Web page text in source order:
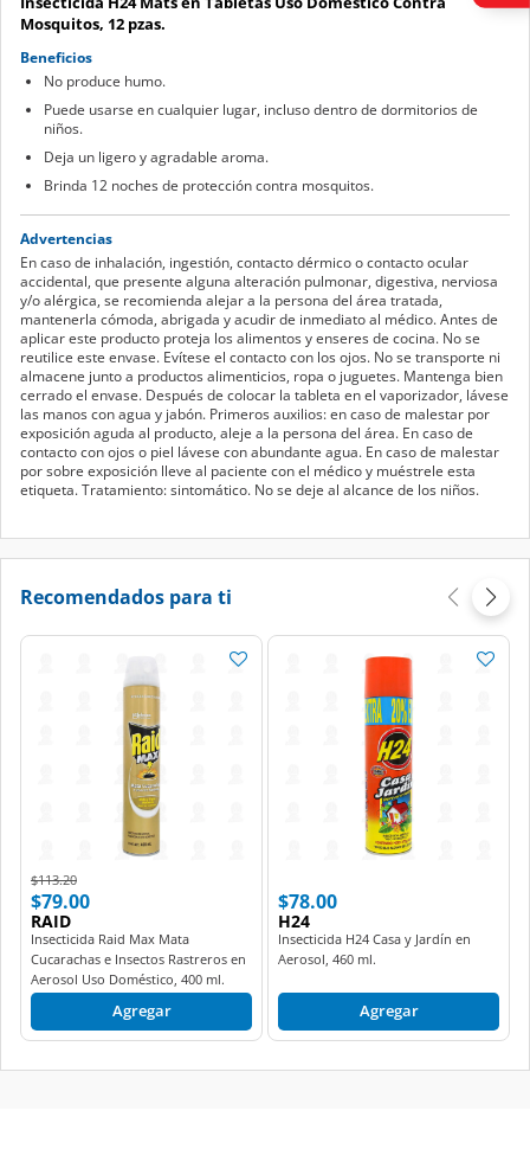
Mosquitos, 12 pzas.
Beneficios
No produce humo.
Puede usarse en cualquier lugar, incluso dentro de dormitorios de
niños.
Deja un ligero y agradable aroma.
Brinda 12 noches de protección contra mosquitos.
Advertencias
En caso de inhalación, ingestión, contacto dérmico o contacto ocular
accidental, que presente alguna alteración pulmonar, digestiva, nerviosa
y/o alérgica, se recomienda alejar a la persona del área tratada,
mantenerla cómoda, abrigada y acudir de inmediato al médico. Antes de
aplicar este producto proteja los alimentos y enseres de cocina. No se
reutilice este envase. Evítese el contacto con los ojos. No se transporte ni
almacene junto a productos alimenticios, ropa o juguetes. Mantenga bien
cerrado el envase. Después de colocar la tableta en el vaporizador, lávese
las manos con agua y jabón. Primeros auxilios: en caso de malestar por
exposición aguda al producto, aleje a la persona del área. En caso de
contacto con ojos o piel lávese con abundante agua. En caso de malestar
por sobre exposición lleve al paciente con el médico y muéstrele esta
etiqueta. Tratamiento: sintomático. No se deje al alcance de los niños.
Recomendados para ti
Price reduced from
$113.20to
$79.00
RAID
Insecticida Raid Max Mata
Cucarachas e Insectos Rastreros en
Aerosol Uso Doméstico, 400 ml.
Agregar
$78.00
H24
Insecticida H24 Casa y Jardín en
Aerosol, 460 ml.
Agregar